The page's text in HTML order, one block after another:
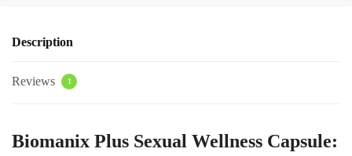
Description
Reviews 1
Biomanix Plus Sexual Wellness Capsule: